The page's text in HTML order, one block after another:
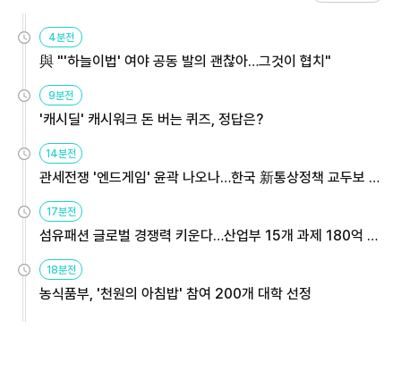
4분전
與 "'하늘이법' 여야 공동 발의 괜찮아…그것이 협치"
9분전
'캐시딜' 캐시워크 돈 버는 퀴즈, 정답은?
14분전
관세전쟁 '엔드게임' 윤곽 나오나…한국 新통상정책 교두보 활
17분전
섬유패션 글로벌 경쟁력 키운다…산업부 15개 과제 180억 지
18분전
농식품부, '천원의 아침밥' 참여 200개 대학 선정